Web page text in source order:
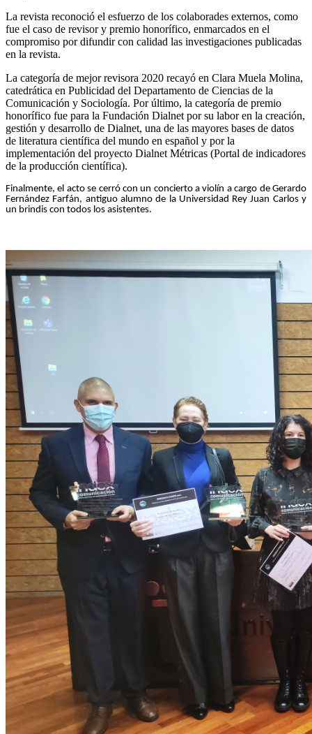
La revista reconoció el esfuerzo de los colaborades externos, como
fue el caso de revisor y premio honorífico, enmarcados en el
compromiso por difundir con calidad las investigaciones publicadas
en la revista.
La categoría de mejor revisora 2020 recayó en Clara Muela Molina,
catedrática en Publicidad del Departamento de Ciencias de la
Comunicación y Sociología. Por último, la categoría de premio
honorífico fue para la Fundación Dialnet por su labor en la creación,
gestión y desarrollo de Dialnet, una de las mayores bases de datos
de literatura científica del mundo en español y por la
implementación del proyecto Dialnet Métricas (Portal de indicadores
de la producción científica).
Finalmente, el acto se cerró con un concierto a violín a cargo de Gerardo
Fernández Farfán, antiguo alumno de la Universidad Rey Juan Carlos y
un brindis con todos los asistentes.